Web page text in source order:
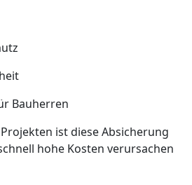
Bauherren
ist diese Absicherung
hohe Kosten verursachen